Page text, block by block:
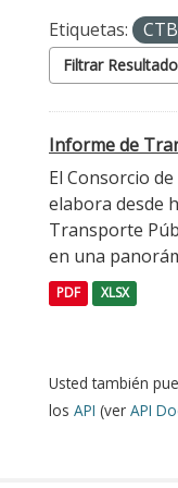
Etiquetas: CTB
Filtrar
Informe de
El Consorcio
elabora desde
Transporte
en una
PDF XLSX
Usted también
los API (ver API